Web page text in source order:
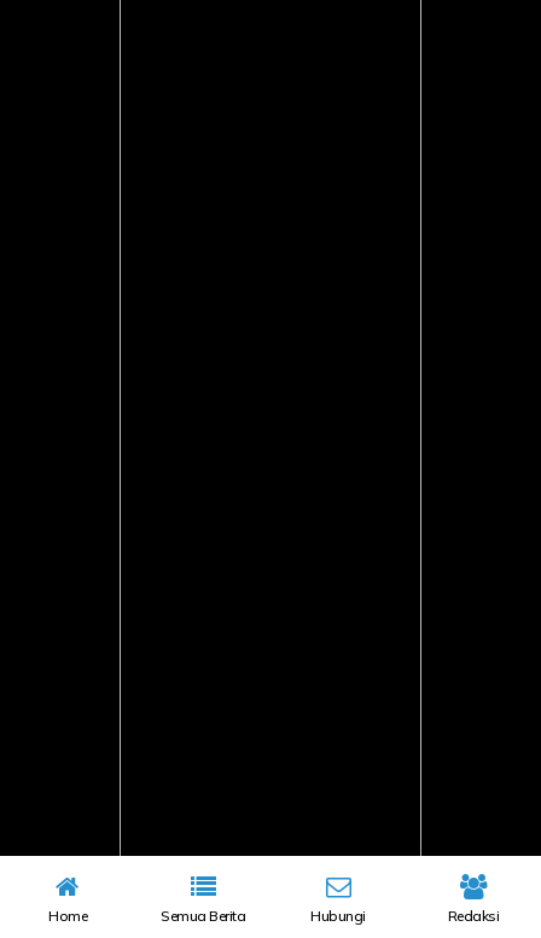
Home Semua Berita Hubungi Redaksi